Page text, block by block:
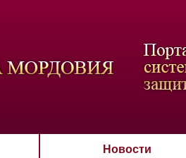
Скрыть Ч/б
Новости